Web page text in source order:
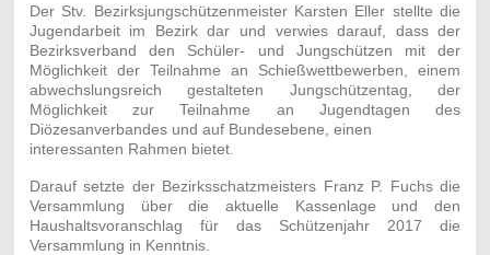
Der Stv. Bezirksjungschützenmeister Karsten Eller stellte die
Jugendarbeit im Bezirk dar und verwies darauf, dass der
Bezirksverband den Schüler- und Jungschützen mit der
Möglichkeit der Teilnahme an Schießwettbewerben, einem
abwechslungsreich gestalteten Jungschützentag, der
Möglichkeit zur Teilnahme an Jugendtagen des
Diözesanverbandes und auf Bundesebene, einen
interessanten Rahmen bietet.
Darauf setzte der Bezirksschatzmeisters Franz P. Fuchs die
Versammlung über die aktuelle Kassenlage und den
Haushaltsvoranschlag für das Schützenjahr 2017 die
Versammlung in Kenntnis.